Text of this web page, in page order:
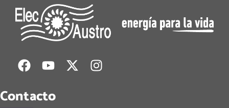
Contacto